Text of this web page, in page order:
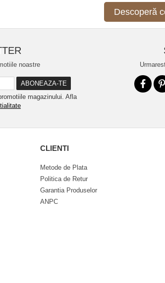
Descoperă
noastre
magazinului. Afla
CLIENTI
Metode de Plata
Politica de Retur
Garantia Produselor
ANPC